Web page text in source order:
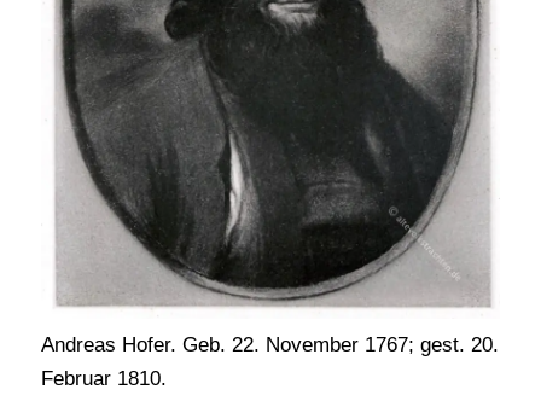
Andreas Hofer. Geb. 22. November 1767; gest. 20.
Februar 1810.